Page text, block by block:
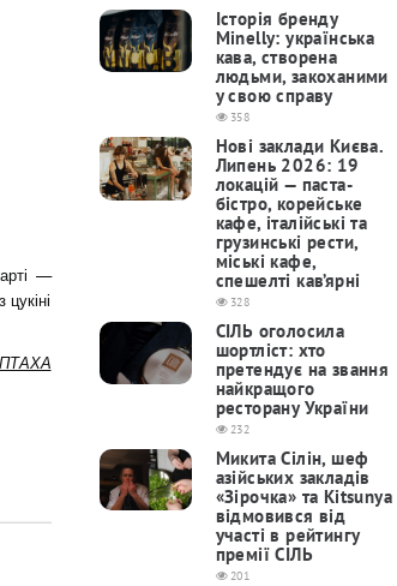
—
ПТАХА
Історія бренду
Minelly: українська
кава, створена
людьми, закоханими
у свою справу
358
Нові заклади Києва.
Липень 2026: 19
локацій — паста-
бістро, корейське
кафе, італійські та
грузинські рести,
міські кафе,
спешелті кав’ярні
328
СІЛЬ оголосила
шортліст: хто
претендує на звання
найкращого
ресторану України
232
Микита Сілін, шеф
азійських закладів
«Зірочка» та Kitsunya
відмовився від
участі в рейтингу
премії СІЛЬ
201